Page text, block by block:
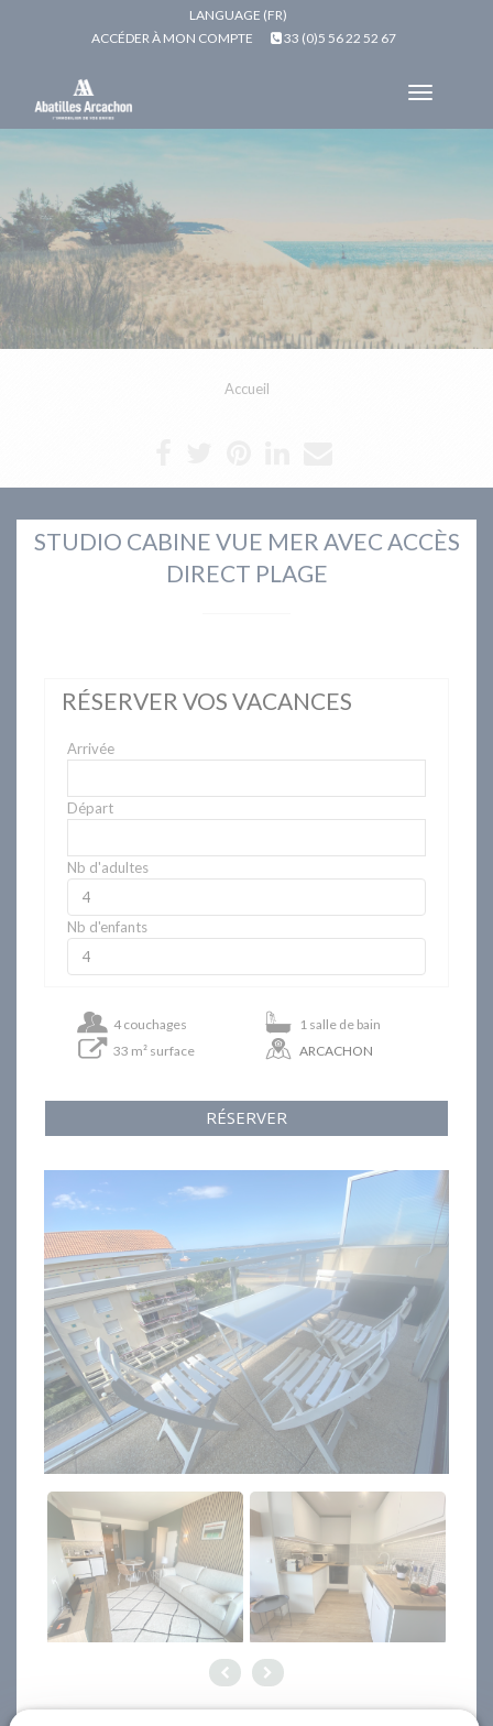
LANGUAGE (FR)
ACCÉDER À MON COMPTE
33 (0)5 56 22 52 67
Toggle
Accueil
STUDIO CABINE VUE MER AVEC ACCÈS
DIRECT PLAGE
RÉSERVER VOS VACANCES
Arrivée
Départ
Nb d'adultes
Nb d'enfants
4 couchages
1 salle de bain
33 m² surface
ARCACHON
RÉSERVER